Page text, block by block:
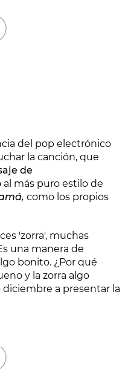
del pop electrónico
la canción, que
de
al más puro estilo de
como los propios
'zorra', muchas
una manera de
bonito. ¿Por qué
y la zorra algo
diciembre a presentar la